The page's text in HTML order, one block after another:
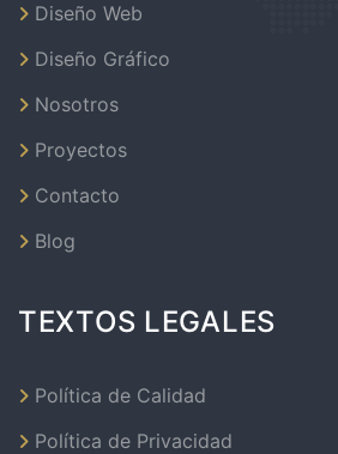
Diseño Web
Diseño Gráfico
Nosotros
Proyectos
Contacto
Blog
TEXTOS LEGALES
Política de Calidad
Política de Privacidad